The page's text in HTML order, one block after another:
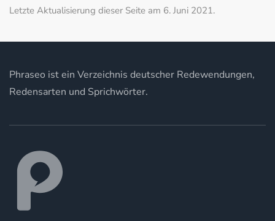
Letzte Aktualisierung dieser Seite am 6. Juni 2021.
Phraseo ist ein Verzeichnis deutscher Redewendungen,
Redensarten und Sprichwörter.